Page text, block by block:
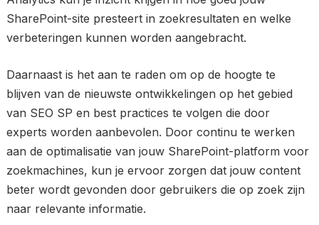
SharePoint-site presteert in zoekresultaten en welke
verbeteringen kunnen worden aangebracht.
Daarnaast is het aan te raden om op de hoogte te
blijven van de nieuwste ontwikkelingen op het gebied
van SEO SP en best practices te volgen die door
experts worden aanbevolen. Door continu te werken
aan de optimalisatie van jouw SharePoint-platform voor
zoekmachines, kun je ervoor zorgen dat jouw content
beter wordt gevonden door gebruikers die op zoek zijn
naar relevante informatie.